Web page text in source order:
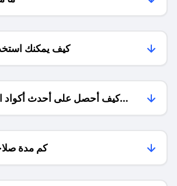
كيف يمكنك
كيف أحصل على أحدث أكواد
كم مدة